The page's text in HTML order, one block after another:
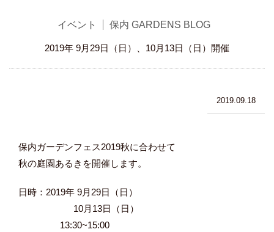
イベント 保内 GARDENS BLOG
2019年 9月29日（日）、10月13日（日）開催
2019.09.18
保内ガーデンフェス2019秋に合わせて
秋の庭園あるきを開催します。
日時：2019年 9月29日（日）
10月13日（日）
13:30~15:00